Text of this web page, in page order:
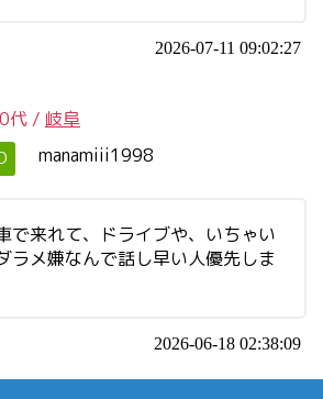
2026-07-11 09:02:27
代 / 岐阜
manamiii1998
で来れて、ドライブや、いちゃい
ラメ嫌なんで話し早い人優先しま
2026-06-18 02:38:09